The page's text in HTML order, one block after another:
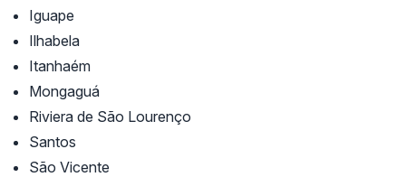
Iguape
Ilhabela
Itanhaém
Mongaguá
Riviera de São Lourenço
Santos
São Vicente